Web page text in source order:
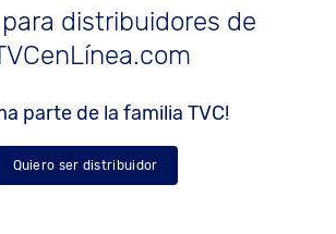
distribuidores de
parte de la familia TVC!
Quiero ser distribuidor